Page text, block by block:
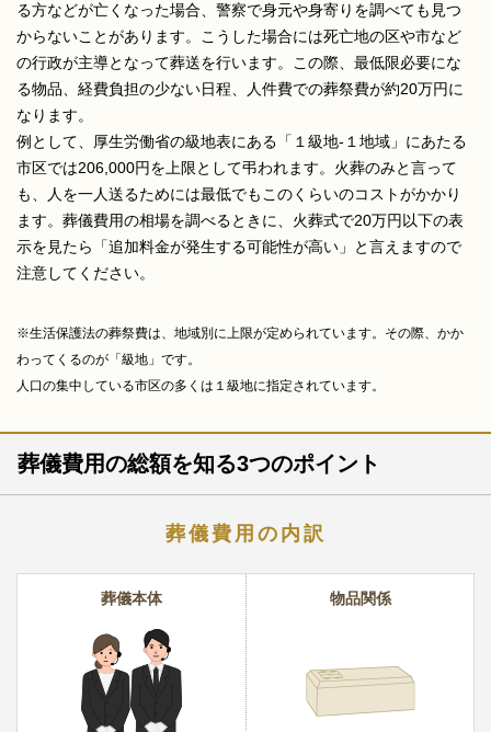
る方などが亡くなった場合、警察で身元や身寄りを調べても見つ
からないことがあります。こうした場合には死亡地の区や市など
の行政が主導となって葬送を行います。この際、最低限必要にな
る物品、経費負担の少ない日程、人件費での葬祭費が約20万円に
なります。
例として、厚生労働省の級地表にある「１級地-１地域」にあたる
市区では206,000円を上限として弔われます。火葬のみと言って
も、人を一人送るためには最低でもこのくらいのコストがかかり
ます。葬儀費用の相場を調べるときに、火葬式で20万円以下の表
示を見たら「追加料金が発生する可能性が高い」と言えますので
注意してください。
※生活保護法の葬祭費は、地域別に上限が定められています。その際、かか
わってくるのが「級地」です。
人口の集中している市区の多くは１級地に指定されています。
葬儀費用の総額を知る3つのポイント
葬儀費用の内訳
葬儀本体 物品関係